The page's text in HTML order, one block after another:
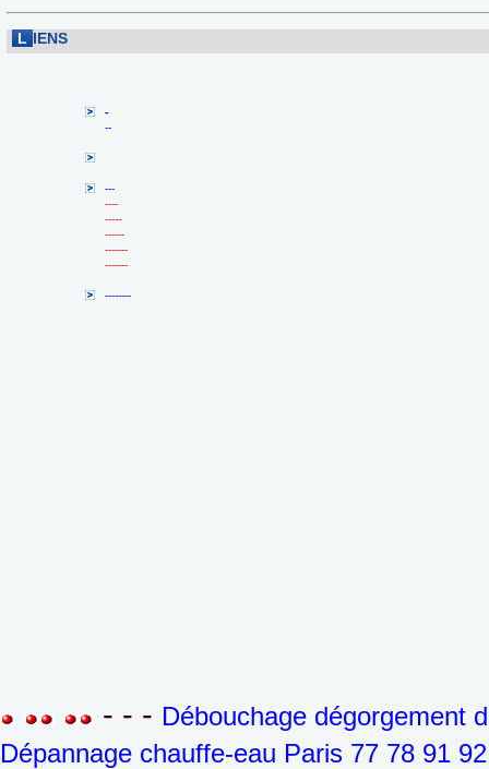
L IENS
-
--
---
----
-----
------
-------
-------
--------
- - - Débouchage dégorgement
Dépannage chauffe-eau Paris 77 78 91